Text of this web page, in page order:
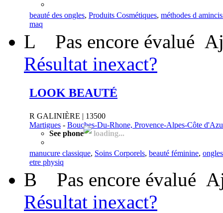
beauté des ongles, Produits Cosmétiques, méthodes d
maq
L Pas encore évalué
Résultat inexact?
LOOK BEAUTÉ
R GALINIÈRE | 13500
Martigues - Bouches-Du-Rhone, Provence-Alpes-Côte
See phone
loading...
manucure classique, Soins Corporels, beauté féminine,
etre physiq
B Pas encore évalué
Résultat inexact?